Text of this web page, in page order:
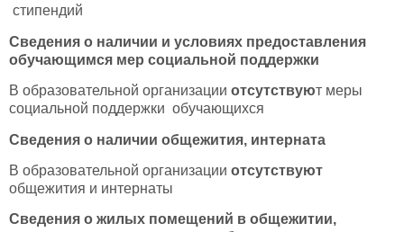
стипендий
Сведения о наличии и условиях предоставления
обучающимся мер социальной поддержки
В образовательной организации отсутствуют меры
социальной поддержки обучающихся
Сведения о наличии общежития, интерната
В образовательной организации отсутствуют
общежития и интернаты
Сведения о жилых помещений в общежитии,